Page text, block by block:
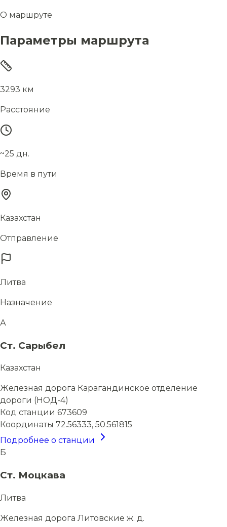
О маршруте
Параметры маршрута
3293 км
Расстояние
~25 дн.
Время в пути
Казахстан
Отправление
Литва
Назначение
А
Ст. Сарыбел
Казахстан
Железная дорога Карагандинское отделение
дороги (НОД-4)
Код станции 673609
Координаты 72.56333, 50.561815
Подробнее о станции
Б
Ст. Моцкава
Литва
Железная дорога Литовские ж. д.